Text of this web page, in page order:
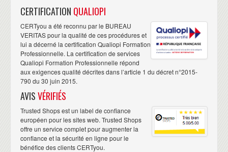
CERTIFICATION QUALIOPI
CERTyou a été reconnu par le BUREAU
VERITAS pour la qualité de ces procédures et
lui a décerné la certification Qualiopi Formation
Professionnelle. La certification de services
Qualiopi Formation Professionnelle répond
aux exigences qualité décrites dans l’article 1 du décret n°2015-
790 du 30 juin 2015.
AVISVÉRIFIÉS
Trusted Shops est un label de confiance
européen pour les sites web. Trusted Shops
offre un service complet pour augmenter la
confiance et la sécurité en ligne pour le
bénéfice des clients CERTyou.